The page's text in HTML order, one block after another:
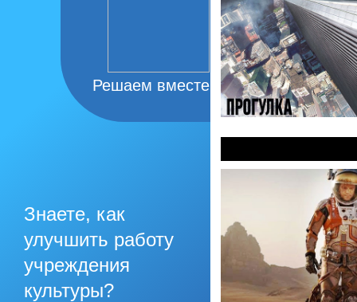
Решаем вместе
Знаете, как
улучшить работу
учреждения
культуры?